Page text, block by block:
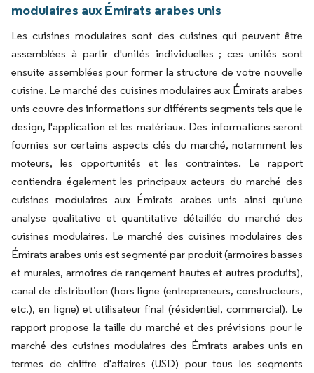
modulaires aux Émirats arabes unis
Les cuisines modulaires sont des cuisines qui peuvent être
assemblées à partir d'unités individuelles ; ces unités sont
ensuite assemblées pour former la structure de votre nouvelle
cuisine. Le marché des cuisines modulaires aux Émirats arabes
unis couvre des informations sur différents segments tels que le
design, l'application et les matériaux. Des informations seront
fournies sur certains aspects clés du marché, notamment les
moteurs, les opportunités et les contraintes. Le rapport
contiendra également les principaux acteurs du marché des
cuisines modulaires aux Émirats arabes unis ainsi qu'une
analyse qualitative et quantitative détaillée du marché des
cuisines modulaires. Le marché des cuisines modulaires des
Émirats arabes unis est segmenté par produit (armoires basses
et murales, armoires de rangement hautes et autres produits),
canal de distribution (hors ligne (entrepreneurs, constructeurs,
etc.), en ligne) et utilisateur final (résidentiel, commercial). Le
rapport propose la taille du marché et des prévisions pour le
marché des cuisines modulaires des Émirats arabes unis en
termes de chiffre d'affaires (USD) pour tous les segments